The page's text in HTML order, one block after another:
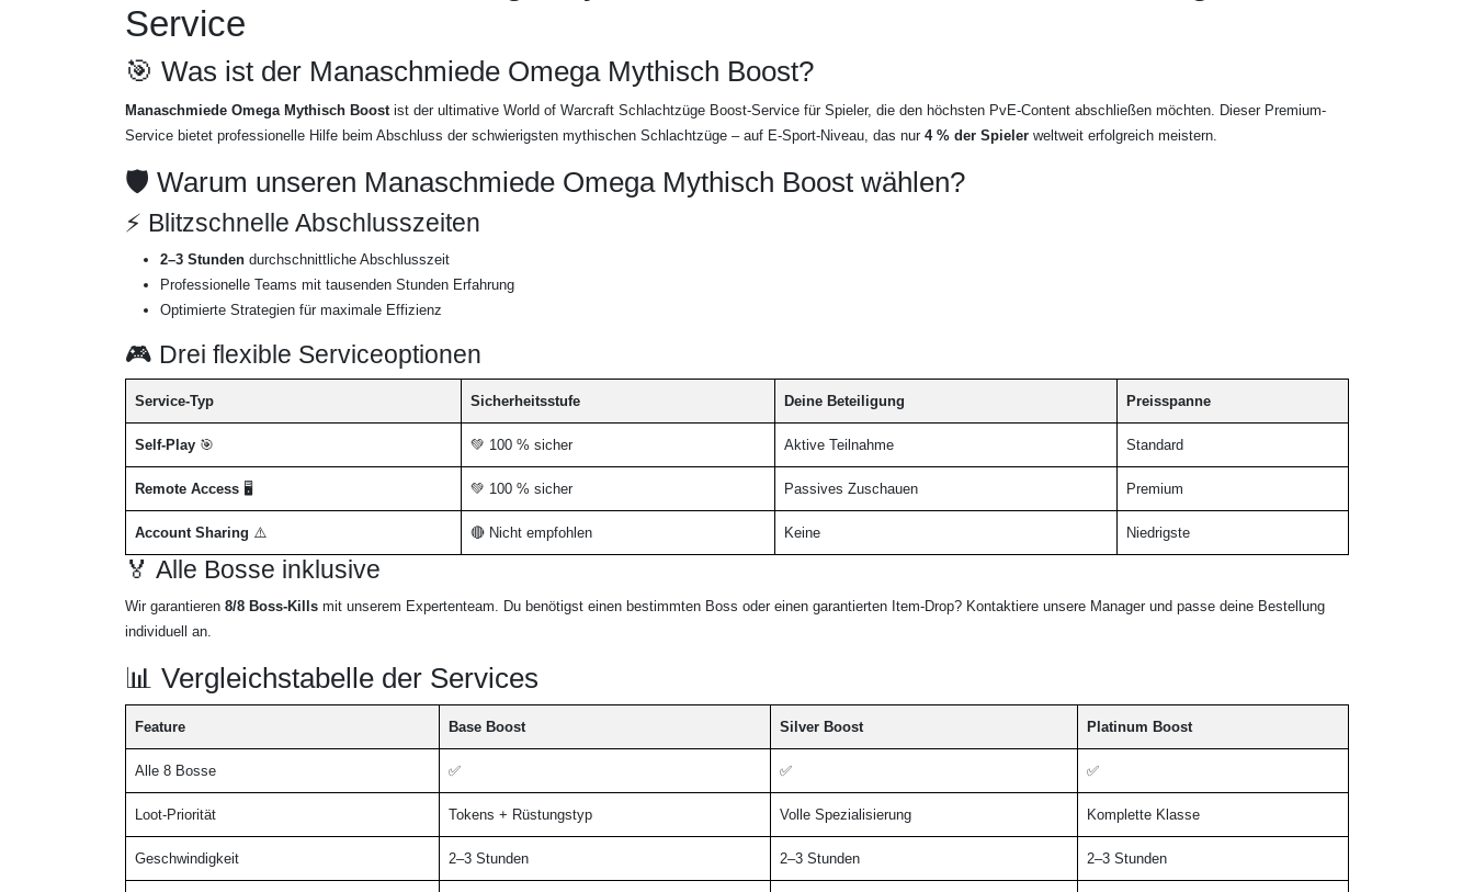
Service
🎯 Was ist der Manaschmiede Omega Mythisch Boost?
Manaschmiede Omega Mythisch Boost ist der ultimative World of Warcraft Schlachtzüge Boost-Service für Spieler, die den höchsten PvE-Content abschließen möchten. Dieser Premium-
Service bietet professionelle Hilfe beim Abschluss der schwierigsten mythischen Schlachtzüge – auf E-Sport-Niveau, das nur 4 % der Spieler weltweit erfolgreich meistern.
🛡️ Warum unseren Manaschmiede Omega Mythisch Boost wählen?
⚡ Blitzschnelle Abschlusszeiten
2–3 Stunden durchschnittliche Abschlusszeit
Professionelle Teams mit tausenden Stunden Erfahrung
Optimierte Strategien für maximale Effizienz
🎮 Drei flexible Serviceoptionen
Service-Typ Sicherheitsstufe Deine Beteiligung Preisspanne
Self-Play 🎯 💚 100 % sicher Aktive Teilnahme Standard
Remote Access 🖥️ 💚 100 % sicher Passives Zuschauen Premium
Account Sharing ⚠️ 🔴 Nicht empfohlen Keine Niedrigste
🏅 Alle Bosse inklusive
Wir garantieren 8/8 Boss-Kills mit unserem Expertenteam. Du benötigst einen bestimmten Boss oder einen garantierten Item-Drop? Kontaktiere unsere Manager und passe deine Bestellung
individuell an.
📊 Vergleichstabelle der Services
Feature Base Boost Silver Boost Platinum Boost
Alle 8 Bosse ✅ ✅ ✅
Loot-Priorität Tokens + Rüstungstyp Volle Spezialisierung Komplette Klasse
Geschwindigkeit 2–3 Stunden 2–3 Stunden 2–3 Stunden